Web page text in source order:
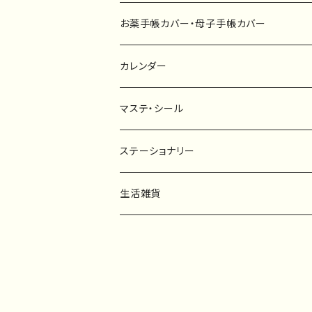
キーホルダー
ポストカード
カーステッカー
タペストリー
お薬手帳カバー・母子手帳カバー
カレンダー
マステ・シール
マスキングテープ
フレークシール
ステーショナリー
一筆箋
生活雑貨